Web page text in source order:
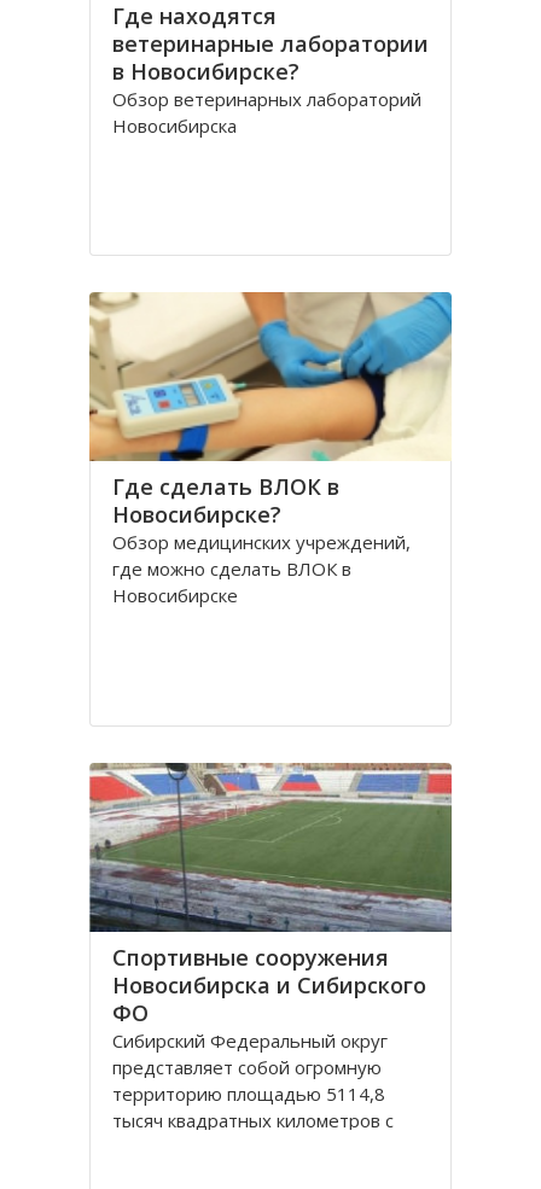
Где находятся
ветеринарные лаборатории
в Новосибирске?
Обзор ветеринарных лабораторий
Новосибирска
Где сделать ВЛОК в
Новосибирске?
Обзор медицинских учреждений,
где можно сделать ВЛОК в
Новосибирске
Спортивные сооружения
Новосибирска и Сибирского
ФО
Сибирский Федеральный округ
представляет собой огромную
территорию площадью 5114,8
тысяч квадратных километров с